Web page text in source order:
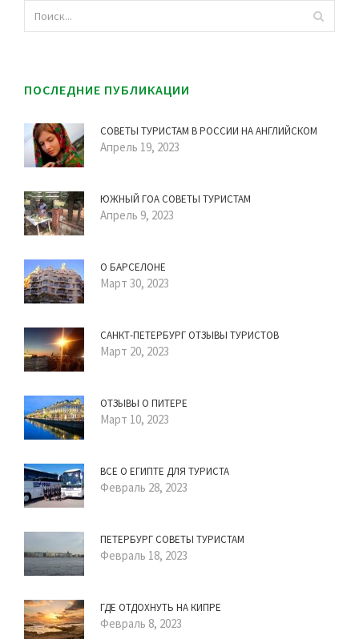
ПОСЛЕДНИЕ ПУБЛИКАЦИИ
СОВЕТЫ ТУРИСТАМ В РОССИИ НА АНГЛИЙСКОМ
Апрель 19, 2023
ЮЖНЫЙ ГОА СОВЕТЫ ТУРИСТАМ
Апрель 9, 2023
О БАРСЕЛОНЕ
Март 30, 2023
САНКТ-ПЕТЕРБУРГ ОТЗЫВЫ ТУРИСТОВ
Март 20, 2023
ОТЗЫВЫ О ПИТЕРЕ
Март 10, 2023
ВСЕ О ЕГИПТЕ ДЛЯ ТУРИСТА
Февраль 28, 2023
ПЕТЕРБУРГ СОВЕТЫ ТУРИСТАМ
Февраль 18, 2023
ГДЕ ОТДОХНУТЬ НА КИПРЕ
Февраль 8, 2023